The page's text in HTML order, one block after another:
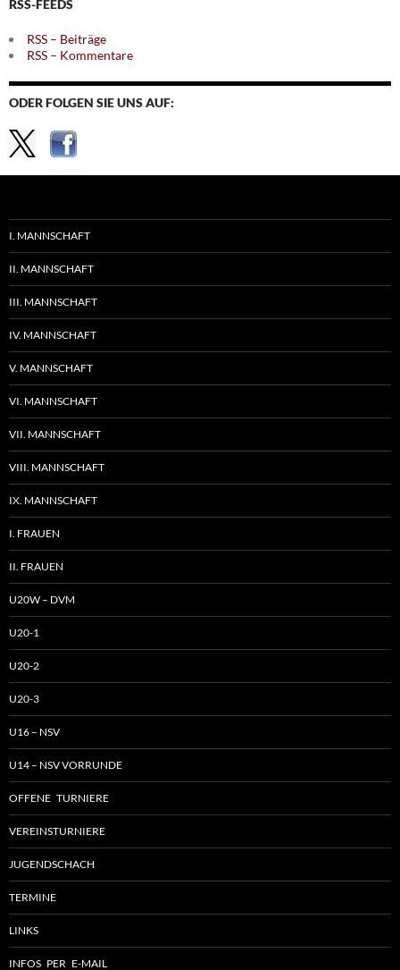
RSS-FEEDS
RSS – Beiträge
RSS – Kommentare
ODER FOLGEN SIE UNS AUF:
I. MANNSCHAFT
II. MANNSCHAFT
III. MANNSCHAFT
IV. MANNSCHAFT
V. MANNSCHAFT
VI. MANNSCHAFT
VII. MANNSCHAFT
VIII. MANNSCHAFT
IX. MANNSCHAFT
I. FRAUEN
II. FRAUEN
U20W – DVM
U20-1
U20-2
U20-3
U16 – NSV
U14 – NSV VORRUNDE
OFFENE TURNIERE
VEREINSTURNIERE
JUGENDSCHACH
TERMINE
LINKS
INFOS PER E-MAIL